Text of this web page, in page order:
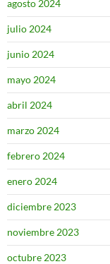
agosto 2024
julio 2024
junio 2024
mayo 2024
abril 2024
marzo 2024
febrero 2024
enero 2024
diciembre 2023
noviembre 2023
octubre 2023